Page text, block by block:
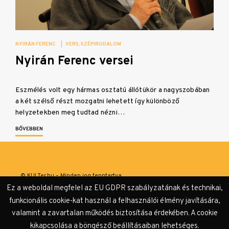
NYIRÁN FERENC VERS SZÉPIRODALOM
Nyirán Ferenc versei
Eszmélés volt egy hármas osztatú állótükör a nagyszobában
a két szélső részt mozgatni lehetett így különböző
helyzetekben meg tudtad nézni…
BŐVEBBEN
© KULTer.hu – Minden jog fenntartva
Adatvédelmi tájékoztató
Ez a weboldal megfelel az EU GDPR szabályzatának és technikai,
funkcionális cookie-kat használ a felhasználói élmény javítására,
valamint a zavartalan működés biztosítása érdekében. A cookie
kikapcsolása a böngésző beállításaiban lehetséges.